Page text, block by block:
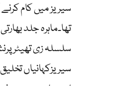
سیریز میں کام
سلسلہ زی تھیٹر
سیریزکہانیاں